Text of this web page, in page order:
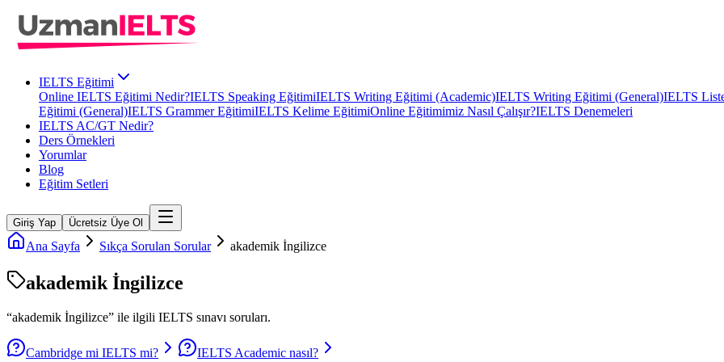
IELTS Eğitimi
Online IELTS Eğitimi Nedir?IELTS Speaking EğitimiIELTS Writing Eğitimi (Academic)IELTS Writing Eğitimi (General)IELTS
Eğitimi (General)IELTS Grammer EğitimiIELTS Kelime EğitimiOnline Eğitimimiz Nasıl Çalışır?IELTS Denemeleri
IELTS AC/GT Nedir?
Ders Örnekleri
Yorumlar
Blog
Eğitim Setleri
Giriş Yap Ücretsiz Üye Ol
Ana Sayfa Sıkça Sorulan Sorular akademik İngilizce
akademik İngilizce
“akademik İngilizce” ile ilgili IELTS sınavı soruları.
Cambridge mi IELTS mi? IELTS Academic nasıl?